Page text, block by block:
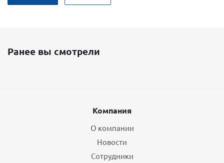
Ранее вы смотрели
Компания
О компании
Новости
Сотрудники